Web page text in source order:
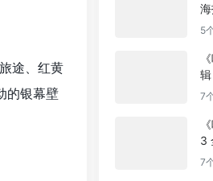
途、红黄
的银幕壁
5
7
3
7